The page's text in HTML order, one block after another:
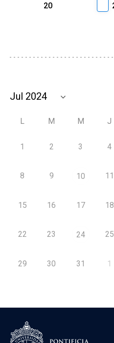
20
L M M J
1 2 3 4
8 9 10 11
15 16 17 18
22 23 24 25
29 30 31 1